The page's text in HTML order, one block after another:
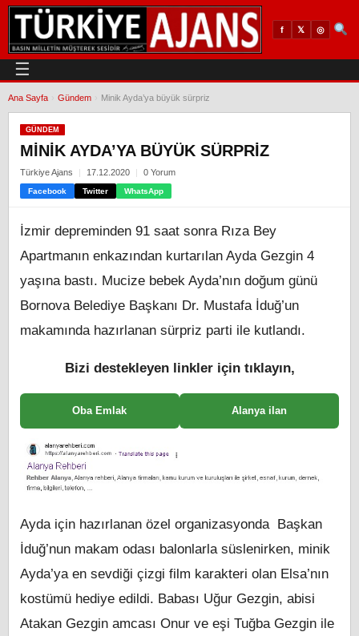
f 𝕏 ◎
☰
Ana Sayfa Gündem Minik Ayda’ya büyük sürpriz
GÜNDEM
MINIK AYDA’YA BÜYÜK SÜRPRIZ
Türkiye Ajans 17.12.2020 0 Yorum
Facebook Twitter WhatsApp
İzmir depreminden 91 saat sonra Rıza Bey
Apartmanın enkazından kurtarılan Ayda Gezgin 4
yaşına bastı. Mucize bebek Ayda’nın doğum günü
Bornova Belediye Başkanı Dr. Mustafa İduğ’un
makamında hazırlanan sürpriz parti ile kutlandı.
Bizi destekleyen linkler için tıklayın,
Oba Emlak Alanya ilan
Ayda için hazırlanan özel organizasyonda Başkan
İduğ’nun makam odası balonlarla süslenirken, minik
Ayda’ya en sevdiği çizgi film karakteri olan Elsa’nın
kostümü hediye edildi. Babası Uğur Gezgin, abisi
Atakan Gezgin amcası Onur ve eşi Tuğba Gezgin ile